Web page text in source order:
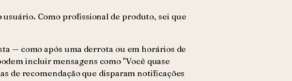
Como profissional de produto, sei que
— como após uma derrota ou em horários de
incluir mensagens como "Você quase
de recomendação que disparam notificações